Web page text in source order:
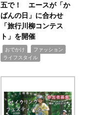
五で！ エースが「か
ばんの日」に合わせ
「旅行川柳コンテス
ト」を開催
おでかけ ファッション
ライフスタイル